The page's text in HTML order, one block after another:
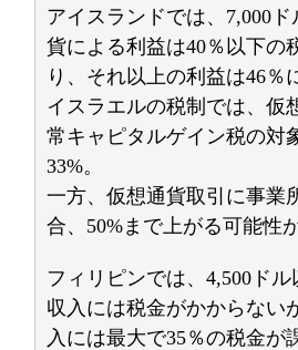
アイスランドでは、7,000
貨による利益は40％以下の
り、それ以上の利益は46％
イスラエルの税制では、仮
常キャピタルゲイン税の対
33%。
一方、仮想通貨取引に事業
合、50%まで上がる可能性
フィリピンでは、4,500ド
収入には税金がかからない
入には最大で35％の税金が